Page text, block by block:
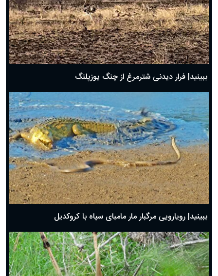
ببینید| فرار دیدنی شترمرغ از چنگ یوزپلنگ
ببینید| رویارویی مرگبار مار مامبای سیاه با کروکدیل